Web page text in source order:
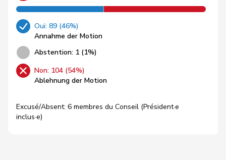
Oui: 89 (46%)
Annahme der Motion
Abstention: 1 (1%)
Non: 104 (54%)
Ablehnung der Motion
Excusé/Absent: 6 membres du Conseil (Président·e
inclus·e)